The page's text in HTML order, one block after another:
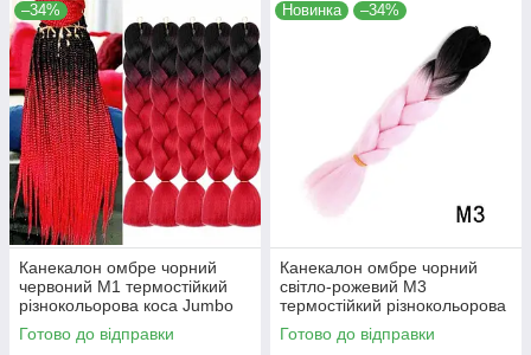
–34%
Канекалон омбре чорний
червоний М1 термостійкий
різнокольорова коса Jumbo
довжина 60см вага 100гр для
плетіння
Готово до відправки
Новинка –34%
Канекалон омбре чорний
світло-рожевий М3
термостійкий різнокольорова
коса Jumbo довжина 60см
вага 100гр для плетіння
Готово до відправки